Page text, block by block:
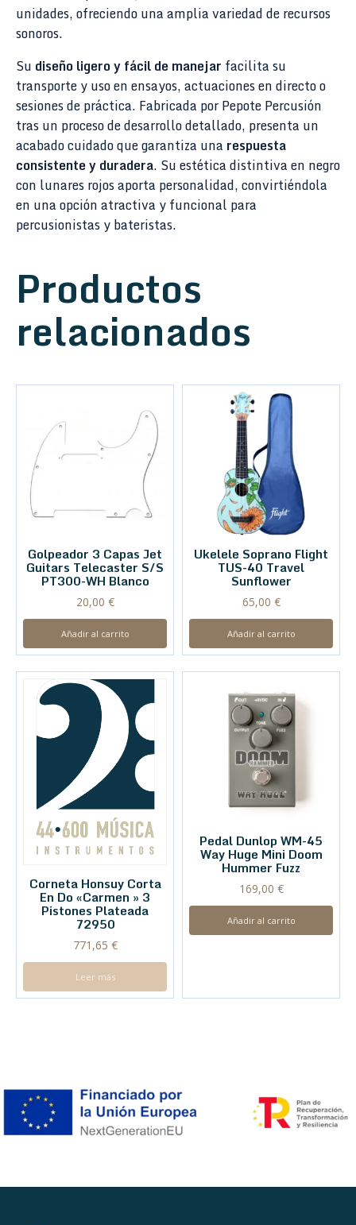
unidades, ofreciendo una amplia variedad de recursos
sonoros.
Su diseño ligero y fácil de manejar facilita su
transporte y uso en ensayos, actuaciones en directo o
sesiones de práctica. Fabricada por Pepote Percusión
tras un proceso de desarrollo detallado, presenta un
acabado cuidado que garantiza una respuesta
consistente y duradera. Su estética distintiva en negro
con lunares rojos aporta personalidad, convirtiéndola
en una opción atractiva y funcional para
percusionistas y bateristas.
Productos
relacionados
Golpeador 3 Capas Jet
Guitars Telecaster S/S
PT300-WH Blanco
20,00 €
Añadir al carrito
Ukelele Soprano Flight
TUS-40 Travel
Sunflower
65,00 €
Añadir al carrito
Corneta Honsuy Corta
En Do «Carmen » 3
Pistones Plateada
72950
771,65 €
Leer más
Pedal Dunlop WM-45
Way Huge Mini Doom
Hummer Fuzz
169,00 €
Añadir al carrito